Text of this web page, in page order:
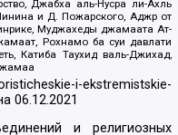
Джабха аль-Нусра ли-Ахль
и Д. Пожарского, Аджр от
Муджахеды джамаата Ат-
Рохнамо ба суи давлати
Катиба Таухид валь-Джихад,
i-ekstremistskie-
06.12.2021
и религиозных